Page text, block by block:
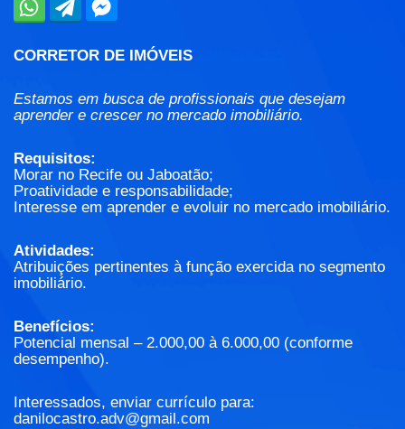
CORRETOR DE IMÓVEIS
Estamos em busca de profissionais que desejam
aprender e crescer no mercado imobiliário.
Requisitos:
Morar no Recife ou Jaboatão;
Proatividade e responsabilidade;
Interesse em aprender e evoluir no mercado imobiliário.
Atividades:
Atribuições pertinentes à função exercida no segmento
imobiliário.
Benefícios:
Potencial mensal – 2.000,00 à 6.000,00 (conforme
desempenho).
Interessados, enviar currículo para:
danilocastro.adv@gmail.com